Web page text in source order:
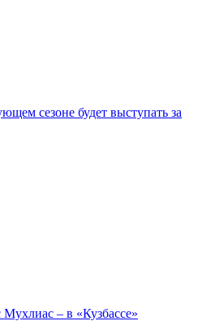
сезоне будет выступать за
– в «Кузбассе»